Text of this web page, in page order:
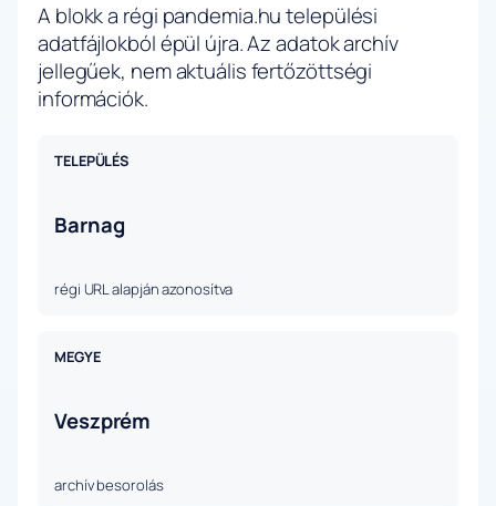
A blokk a régi pandemia.hu települési
adatfájlokból épül újra. Az adatok archív
jellegűek, nem aktuális fertőzöttségi
információk.
TELEPÜLÉS
Barnag
régi URL alapján azonosítva
MEGYE
Veszprém
archív besorolás